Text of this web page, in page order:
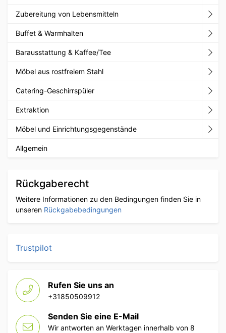
Zubereitung von Lebensmitteln
Buffet & Warmhalten
Barausstattung & Kaffee/Tee
Möbel aus rostfreiem Stahl
Catering-Geschirrspüler
Extraktion
Möbel und Einrichtungsgegenstände
Allgemein
Rückgaberecht
Weitere Informationen zu den Bedingungen finden Sie in
unseren Rückgabebedingungen
Trustpilot
Rufen Sie uns an
+31850509912
Senden Sie eine E-Mail
Wir antworten an Werktagen innerhalb von 8